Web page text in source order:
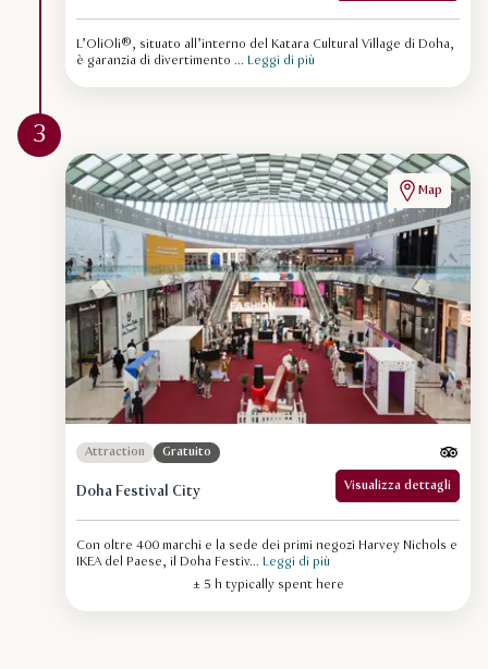
L’OliOli®, situato all’interno del Katara Cultural Village di Doha,
è garanzia di divertimento ... Leggi di più
3
Map
Attraction Gratuito
Doha Festival City Visualizza dettagli
Con oltre 400 marchi e la sede dei primi negozi Harvey Nichols e
IKEA del Paese, il Doha Festiv... Leggi di più
± 5 h typically spent here